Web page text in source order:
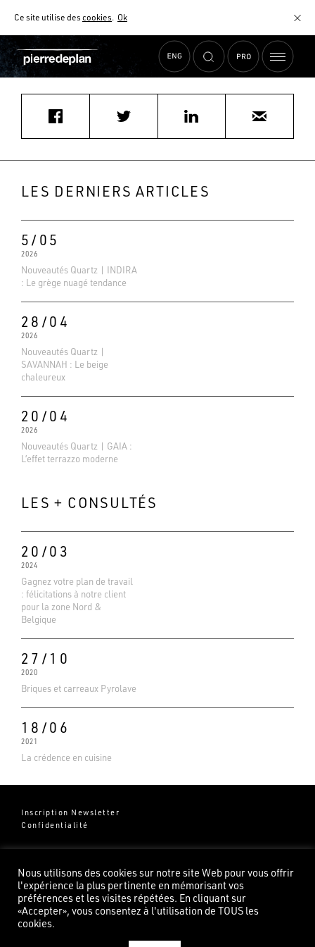
Ce site utilise descookies. Ok
AIDE AU CHOIX
Accueil Actualités MOBALPA ATH
LES DERNIERS ARTICLES
5/05
2026
Nouveautés Quartz | INDIRA
: Le grège nuagé tendance
28/04
2026
Nouveautés Quartz |
SAVANNAH : Le beige
chaleureux
20/04
2026
Nouveautés Quartz | GAIA :
L’effet terrazzo moderne
LES + CONSULTÉS
20/03
2024
Gagnez votre plan de travail
: félicitations à notre client
pour la zone Nord &
Belgique
27/10
2020
Briques et carreaux Pyrolave
18/06
2021
La crédence en cuisine
Inscription Newsletter
Confidentialité
Groupe Pierredeplan
82100 Castelsarrasin
Nous utilisons des cookies sur notre site Web pour vous offrir
l'expérience la plus pertinente en mémorisant vos
préférences et les visites répétées. En cliquant sur
«Accepter», vous consentez à l'utilisation de TOUS les
cookies.